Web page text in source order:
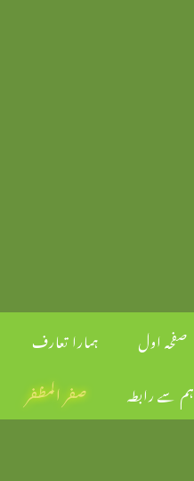
صفحہ اول
ہمارا تعارف
ہم سے رابطہ
صفر المظفر